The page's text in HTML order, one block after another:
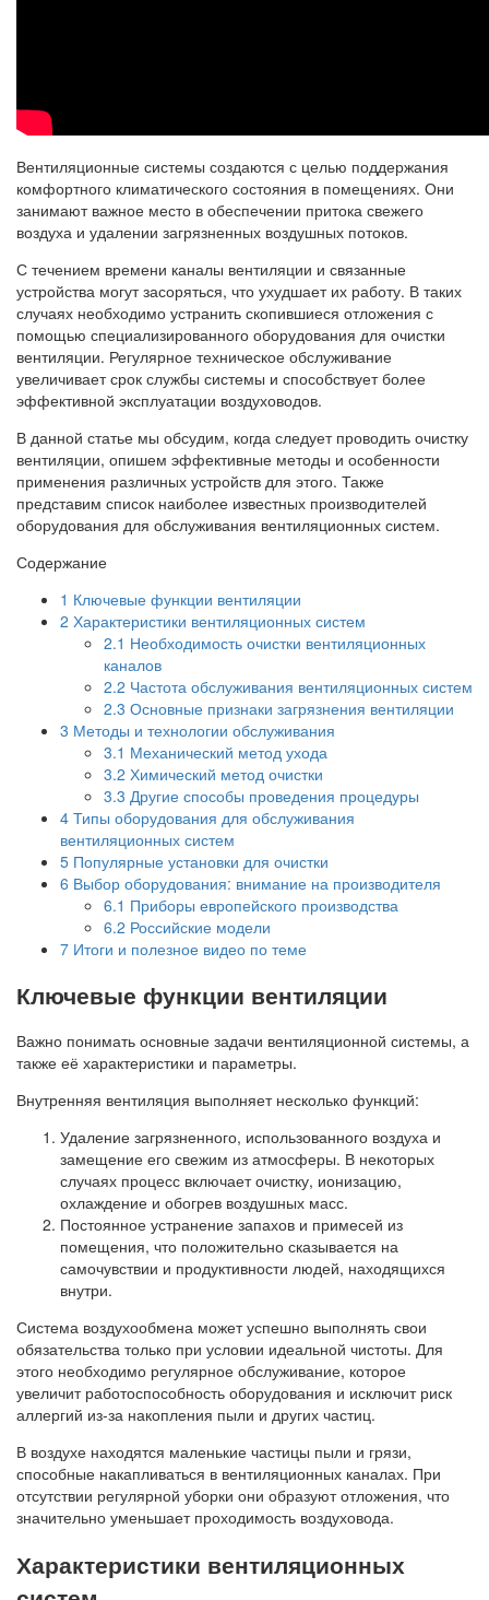
Вентиляционные системы создаются с целью поддержания
комфортного климатического состояния в помещениях. Они
занимают важное место в обеспечении притока свежего
воздуха и удалении загрязненных воздушных потоков.
С течением времени каналы вентиляции и связанные
устройства могут засоряться, что ухудшает их работу. В таких
случаях необходимо устранить скопившиеся отложения с
помощью специализированного оборудования для очистки
вентиляции. Регулярное техническое обслуживание
увеличивает срок службы системы и способствует более
эффективной эксплуатации воздуховодов.
В данной статье мы обсудим, когда следует проводить очистку
вентиляции, опишем эффективные методы и особенности
применения различных устройств для этого. Также
представим список наиболее известных производителей
оборудования для обслуживания вентиляционных систем.
Содержание
1 Ключевые функции вентиляции
2 Характеристики вентиляционных систем
2.1 Необходимость очистки вентиляционных
каналов
2.2 Частота обслуживания вентиляционных систем
2.3 Основные признаки загрязнения вентиляции
3 Методы и технологии обслуживания
3.1 Механический метод ухода
3.2 Химический метод очистки
3.3 Другие способы проведения процедуры
4 Типы оборудования для обслуживания
вентиляционных систем
5 Популярные установки для очистки
6 Выбор оборудования: внимание на производителя
6.1 Приборы европейского производства
6.2 Российские модели
7 Итоги и полезное видео по теме
Ключевые функции вентиляции
Важно понимать основные задачи вентиляционной системы, а
также её характеристики и параметры.
Внутренняя вентиляция выполняет несколько функций:
Удаление загрязненного, использованного воздуха и
замещение его свежим из атмосферы. В некоторых
случаях процесс включает очистку, ионизацию,
охлаждение и обогрев воздушных масс.
Постоянное устранение запахов и примесей из
помещения, что положительно сказывается на
самочувствии и продуктивности людей, находящихся
внутри.
Система воздухообмена может успешно выполнять свои
обязательства только при условии идеальной чистоты. Для
этого необходимо регулярное обслуживание, которое
увеличит работоспособность оборудования и исключит риск
аллергий из-за накопления пыли и других частиц.
В воздухе находятся маленькие частицы пыли и грязи,
способные накапливаться в вентиляционных каналах. При
отсутствии регулярной уборки они образуют отложения, что
значительно уменьшает проходимость воздуховода.
Характеристики вентиляционных